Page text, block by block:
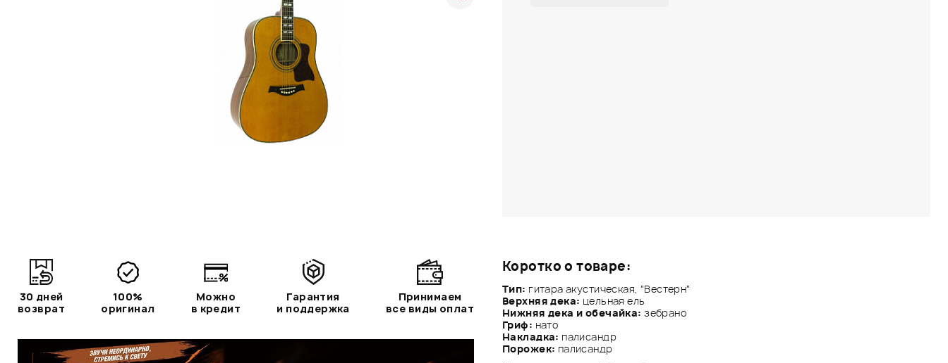
Коротко о товаре:
Тип: гитара акустическая, "Вестерн"
Верхняя дека: цельная ель
Нижняя дека и обечайка: зебрано
Гриф: нато
Накладка: палисандр
Порожек: палисандр
30 дней
возврат
100%
оригинал
Можно
в кредит
Гарантия
и поддержка
Принимаем
все виды оплат